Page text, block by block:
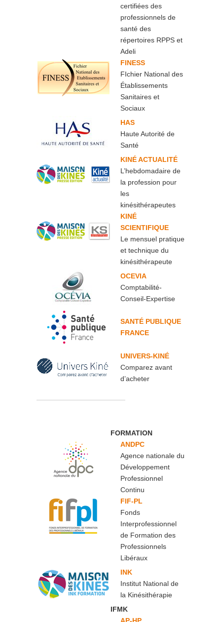
certifiées des
professionnels de
santé des
répertoires RPPS et
Adeli
FINESS
FIchier National des
Établissements
Sanitaires et
Sociaux
HAS
Haute Autorité de
Santé
KINÉ ACTUALITÉ
L’hebdomadaire de
la profession pour
les
kinésithérapeutes
KINÉ
SCIENTIFIQUE
Le mensuel pratique
et technique du
kinésithérapeute
OCEVIA
Comptabilité-
Conseil-Expertise
SANTÉ PUBLIQUE
FRANCE
UNIVERS-KINÉ
Comparez avant
d’acheter
FORMATION
ANDPC
Agence nationale du
Développement
Professionnel
Continu
FIF-PL
Fonds
Interprofessionnel
de Formation des
Professionnels
Libéraux
INK
Institut National de
la Kinésithérapie
IFMK